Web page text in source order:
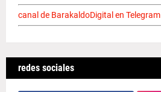
canal de BarakaldoDigital en Telegram
redes sociales